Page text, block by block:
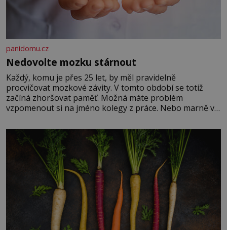
panidomu.cz
Nedovolte mozku stárnout
Každý, komu je přes 25 let, by měl pravidelně
procvičovat mozkové závity. V tomto období se totiž
začíná zhoršovat paměť. Možná máte problém
vzpomenout si na jméno kolegy z práce. Nebo marně v
Je to opravdu tak, s věkem jako kdyby se paměť
rozhodla stávkovat. Cvičte